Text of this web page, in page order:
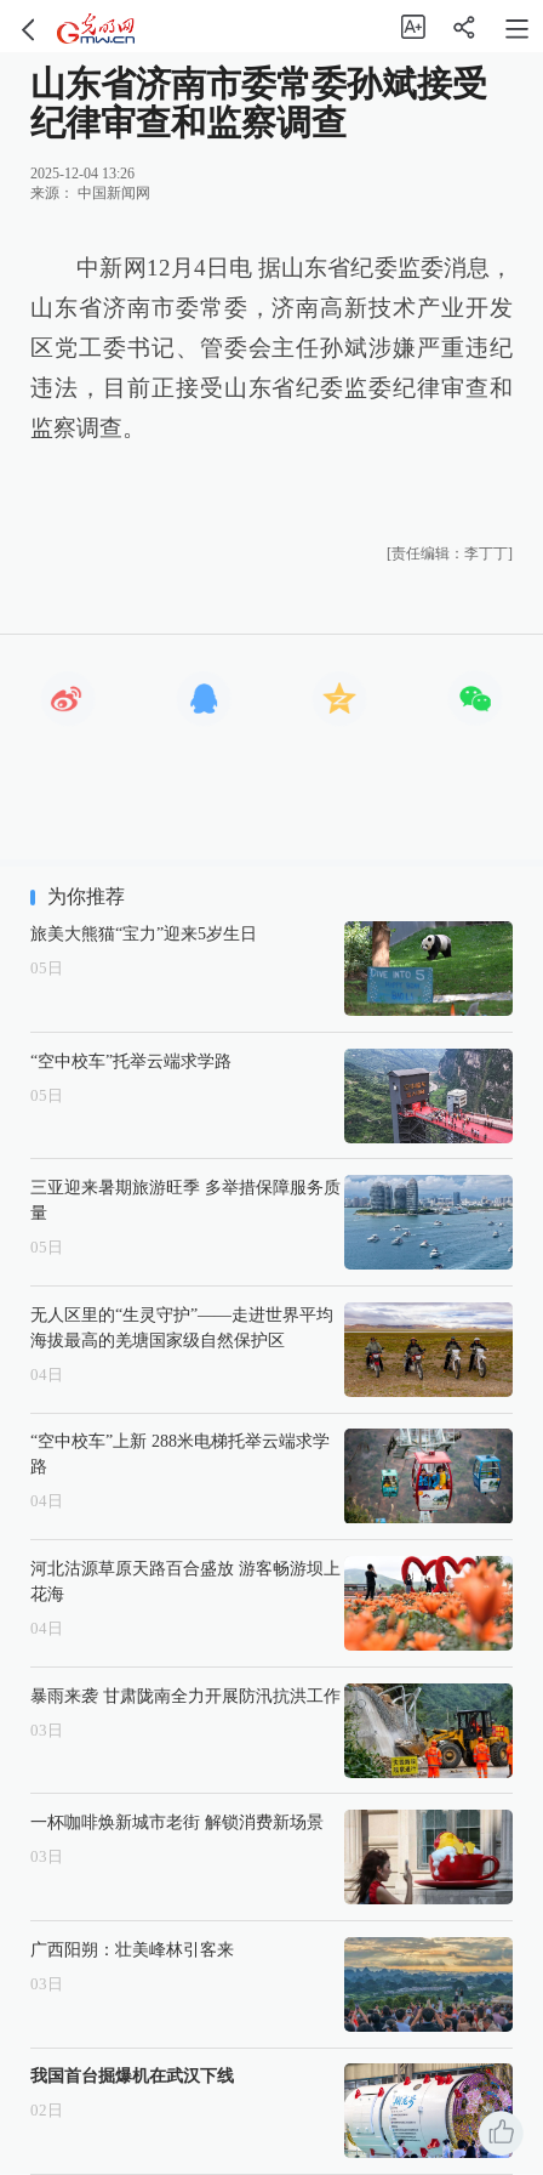
山东省济南市委常委孙斌接受
纪律审查和监察调查
2025-12-04 13:26
来源： 中国新闻网
中新网12月4日电 据山东省纪委监委消息，
山东省济南市委常委，济南高新技术产业开发
区党工委书记、管委会主任孙斌涉嫌严重违纪
违法，目前正接受山东省纪委监委纪律审查和
监察调查。
[责任编辑：李丁丁]
为你推荐
旅美大熊猫“宝力”迎来5岁生日
05 日
“空中校车”托举云端求学路
05 日
三亚迎来暑期旅游旺季 多举措保障服务质
量
05 日
无人区里的“生灵守护”——走进世界平均
海拔最高的羌塘国家级自然保护区
04 日
“空中校车”上新 288米电梯托举云端求学
路
04 日
河北沽源草原天路百合盛放 游客畅游坝上
花海
04 日
暴雨来袭 甘肃陇南全力开展防汛抗洪工作
03 日
一杯咖啡焕新城市老街 解锁消费新场景
03 日
广西阳朔：壮美峰林引客来
03 日
我国首台掘爆机在武汉下线
02 日